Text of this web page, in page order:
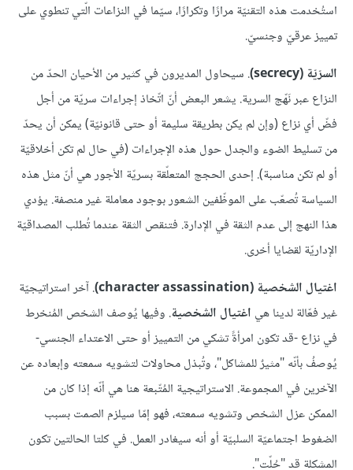
استُخدمت هذه التقنيّة مرارًا وتكرارًا، سيّما في النزاعات الّتي تنطوي على
تمييز عرقيّ وجنسيّ.
السرّيّة (secrecy)
. سيحاول المديرون في كثير من الأحيان الحدّ من
النزاع عبر نَهّج السرية. يشعر البعض أنّ اتّخاذ إجراءات سريّة من أجل
فضّ أي نزاع (وإن لم يكن بطريقة سليمة أو حتى قانونيّة) يمكن أن يحدّ
من تسليط الضوء والجدل حول هذه الإجراءات (في حال لم تكن أخلاقيّة
أو لم تكن مناسبة). إحدى الحجج المتعلّقة بسريّة الأجور هي أنّ مثل هذه
السياسة تُصعّب على الموظّفين الشعور بوجود معاملة غير منصفة. يؤدي
هذا النهج إلى عدم الثقة في الإدارة. فتنقص الثقة عندما تُطلب المصداقيّة
الإداريّة لقضايا أخرى.
اغتيال الشخصية (character assassination)
. آخر استراتيجيّة
غير فعّالة لدينا هي اغتيال الشخصية. وفيها يُوصف الشخص المُنخرط
في نزاع -قد تكون امرأةً تشكي من التمييز أو حتى الاعتداء الجنسي-
يُوصفُ بأنّه "مثيرٌ للمشاكل"، وتُبذل محاولات لتشويه سمعته وإبعاده عن
الآخرين في المجموعة. الاستراتيجية المُتّبعة هنا هي أنّه إذا كان من
الممكن عزل الشخص وتشويه سمعته، فهو إمّا سيلزم الصمت بسبب
الضغوط اجتماعيّة السلبيّة أو أنه سيغادر العمل. في كلتا الحالتين تكون
المشكلة قد "حُلّت".